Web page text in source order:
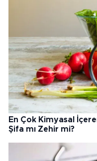
En Çok Kimyasal
Şifa mı Zehir mi?